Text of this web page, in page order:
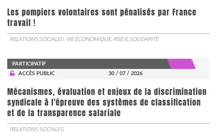
Les pompiers volontaires sont pénalisés par France
travail !
RELATIONS SOCIALES VIE ÉCONOMIQUE, RSE & SOLIDARITÉ
PARTICIPATIF
ACCÈS PUBLIC
30 / 07 / 2026
Mécanismes, évaluation et enjeux de la discrimination
syndicale à l'épreuve des systèmes de classification
et de la transparence salariale
RELATIONS SOCIALES